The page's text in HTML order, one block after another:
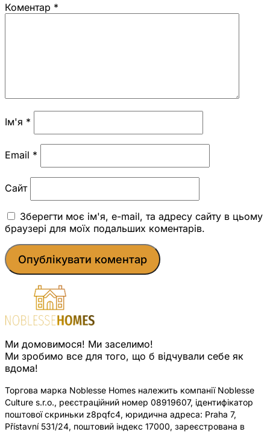
Коментар *
Ім'я *
Email *
Сайт
Зберегти моє ім'я, e-mail, та адресу сайту в цьому
браузері для моїх подальших коментарів.
Ми домовимося! Ми заселимо!
Ми зробимо все для того, що б відчували себе як
вдома!
Торгова марка Noblesse Homes належить компанії Noblesse
Culture s.r.o., реєстраційний номер 08919607, ідентифікатор
поштової скриньки z8pqfc4, юридична адреса: Praha 7,
Přístavní 531/24, поштовий індекс 17000, зареєстрована в